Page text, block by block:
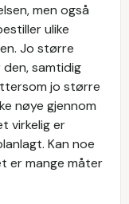
men også
ulike
Jo større
samtidig
jo større
nøye gjennom
virkelig er
Kan noe
er mange måter